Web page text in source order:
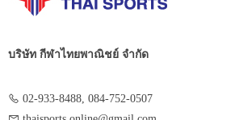
บริษัท กีฬาไทยพาณิชย์ จำกัด
02-933-8488, 084-752-0507